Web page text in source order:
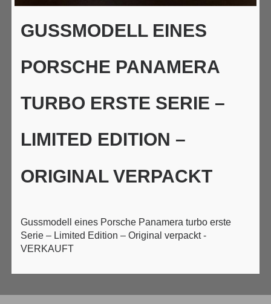
GUSSMODELL EINES
PORSCHE PANAMERA
TURBO ERSTE SERIE –
LIMITED EDITION –
ORIGINAL VERPACKT
Gussmodell eines Porsche Panamera turbo erste
Serie – Limited Edition – Original verpackt -
VERKAUFT